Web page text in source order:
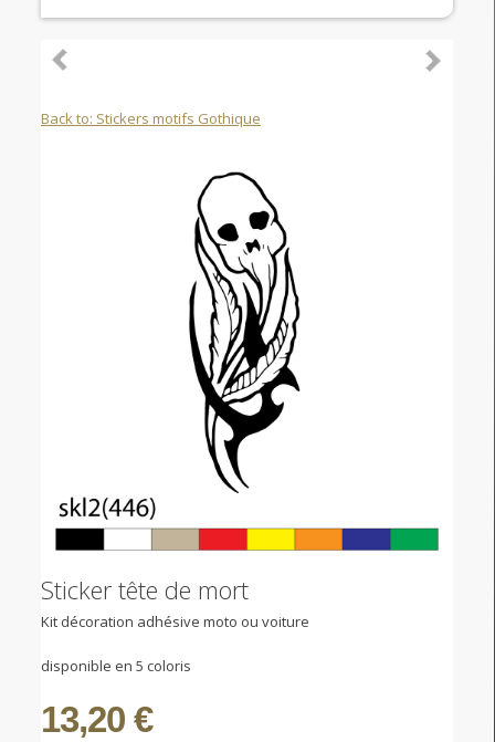
Back to: Stickers motifs Gothique
Sticker tête de mort
Kit décoration adhésive moto ou voiture
disponible en 5 coloris
13,20 €